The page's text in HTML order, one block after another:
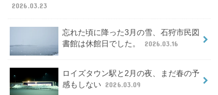
2026.03.23
忘れた頃に降った3月の雪、石狩市民図
書館は休館日でした。
2026.03.16
ロイズタウン駅と2月の夜、まだ春の予
感もしない 2026.03.09